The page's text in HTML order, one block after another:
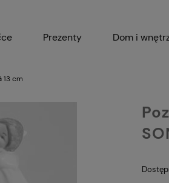
Prezenty Dom i
13 cm